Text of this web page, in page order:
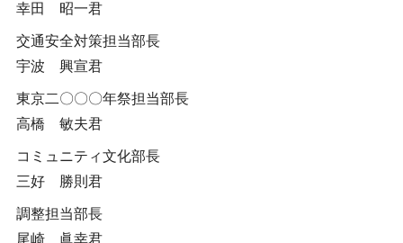
幸田 昭一君
交通安全対策担当部長
宇波 興宣君
東京二〇〇〇年祭担当部長
高橋 敏夫君
コミュニティ文化部長
三好 勝則君
調整担当部長
尾崎 眞幸君